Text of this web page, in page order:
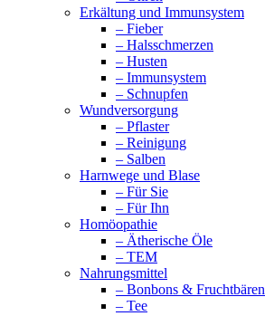
Erkältung und Immunsystem
– Fieber
– Halsschmerzen
– Husten
– Immunsystem
– Schnupfen
Wundversorgung
– Pflaster
– Reinigung
– Salben
Harnwege und Blase
– Für Sie
– Für Ihn
Homöopathie
– Ätherische Öle
– TEM
Nahrungsmittel
– Bonbons & Fruchtbären
– Tee